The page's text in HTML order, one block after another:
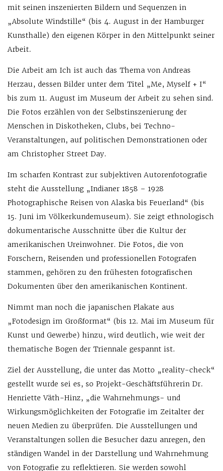
mit seinen inszenierten Bildern und Sequenzen in
„Absolute Windstille“ (bis 4. August in der Hamburger
Kunsthalle) den eigenen Körper in den Mittelpunkt seiner
Arbeit.
Die Arbeit am Ich ist auch das Thema von Andreas
Herzau, dessen Bilder unter dem Titel „Me, Myself + I“
bis zum 11. August im Museum der Arbeit zu sehen sind.
Die Fotos erzählen von der Selbstinszenierung der
Menschen in Diskotheken, Clubs, bei Techno-
Veranstaltungen, auf politischen Demonstrationen oder
am Christopher Street Day.
Im scharfen Kontrast zur subjektiven Autorenfotografie
steht die Ausstellung „Indianer 1858 – 1928
Photographische Reisen von Alaska bis Feuerland“ (bis
15. Juni im Völkerkundemuseum). Sie zeigt ethnologisch
dokumentarische Ausschnitte über die Kultur der
amerikanischen Ureinwohner. Die Fotos, die von
Forschern, Reisenden und professionellen Fotografen
stammen, gehören zu den frühesten fotografischen
Dokumenten über den amerikanischen Kontinent.
Nimmt man noch die japanischen Plakate aus
„Fotodesign im Großformat“ (bis 12. Mai im Museum für
Kunst und Gewerbe) hinzu, wird deutlich, wie weit der
thematische Bogen der Triennale gespannt ist.
Ziel der Ausstellung, die unter das Motto „reality-check“
gestellt wurde sei es, so Projekt-Geschäftsführerin Dr.
Henriette Väth-Hinz, „die Wahrnehmungs- und
Wirkungsmöglichkeiten der Fotografie im Zeitalter der
neuen Medien zu überprüfen. Die Ausstellungen und
Veranstaltungen sollen die Besucher dazu anregen, den
ständigen Wandel in der Darstellung und Wahrnehmung
von Fotografie zu reflektieren. Sie werden sowohl